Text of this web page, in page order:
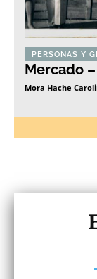
PERSONAS Y
Mercado
Mora Hache